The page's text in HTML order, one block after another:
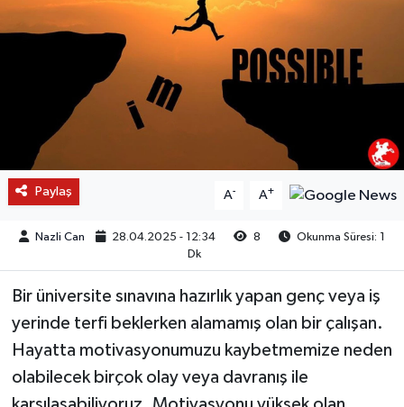
Paylaş A- A+
Nazli Can 28.04.2025 - 12:34 8
Okunma Süresi: 1
Dk
Bir üniversite sınavına hazırlık yapan genç veya iş
yerinde terfi beklerken alamamış olan bir çalışan.
Hayatta motivasyonumuzu kaybetmemize neden
olabilecek birçok olay veya davranış ile